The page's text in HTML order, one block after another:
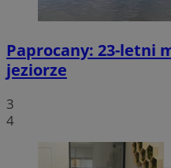
Paprocany: 23-letni
jeziorze
3
4